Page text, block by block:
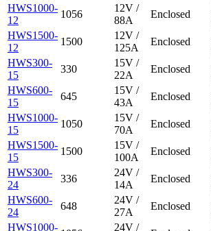
HWS1000-
12
1056
12V /
88A
Enclosed
HWS1500-
12
1500
12V /
125A
Enclosed
HWS300-
15
330
15V /
22A
Enclosed
HWS600-
15
645
15V /
43A
Enclosed
HWS1000-
15
1050
15V /
70A
Enclosed
HWS1500-
15
1500
15V /
100A
Enclosed
HWS300-
24
336
24V /
14A
Enclosed
HWS600-
24
648
24V /
27A
Enclosed
HWS1000-
24V /